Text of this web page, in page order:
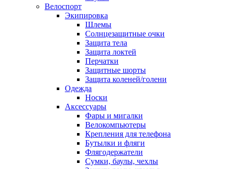
Велоспорт
Экипировка
Шлемы
Солнцезащитные очки
Защита тела
Защита локтей
Перчатки
Защитные шорты
Защита коленей/голени
Одежда
Носки
Аксессуары
Фары и мигалки
Велокомпьютеры
Крепления для телефона
Бутылки и фляги
Флягодержатели
Сумки, баулы, чехлы